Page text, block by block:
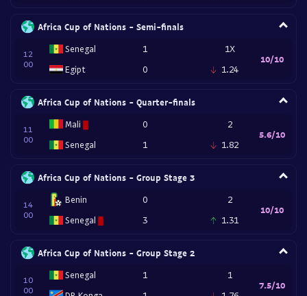
Africa Cup of Nations - Semi-finals
12
00
Senegal
Egipt
1
0
1X
1.24
10/10
Africa Cup of Nations - Quarter-finals
11
00
Mali
Senegal
0
1
2
1.82
5.6/10
Africa Cup of Nations - Group Stage 3
14
00
Benin
Senegal
0
3
2
1.31
10/10
Africa Cup of Nations - Group Stage 2
10
00
Senegal
1
1
7.5/10